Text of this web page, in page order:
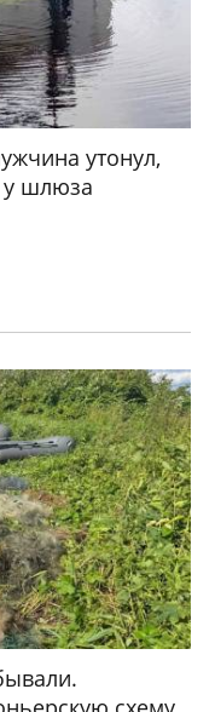
утонул,
у шлюза